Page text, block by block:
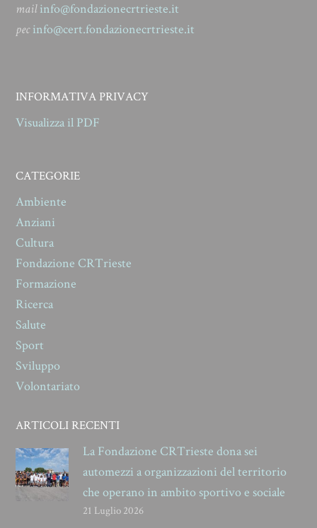
mailinfo@fondazionecrtrieste.it
pecinfo@cert.fondazionecrtrieste.it
INFORMATIVA PRIVACY
Visualizza il PDF
CATEGORIE
Ambiente
Anziani
Cultura
Fondazione CRTrieste
Formazione
Ricerca
Salute
Sport
Sviluppo
Volontariato
ARTICOLI RECENTI
La Fondazione CRTrieste dona sei
automezzi a organizzazioni del territorio
che operano in ambito sportivo e sociale
21 Luglio 2026